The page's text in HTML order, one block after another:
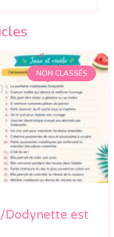
NON CLASSÉS
Dodynette est